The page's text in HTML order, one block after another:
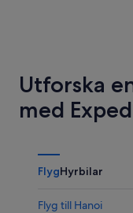
Utforska
med
FlygHyrbilar
Flyg till Hanoi